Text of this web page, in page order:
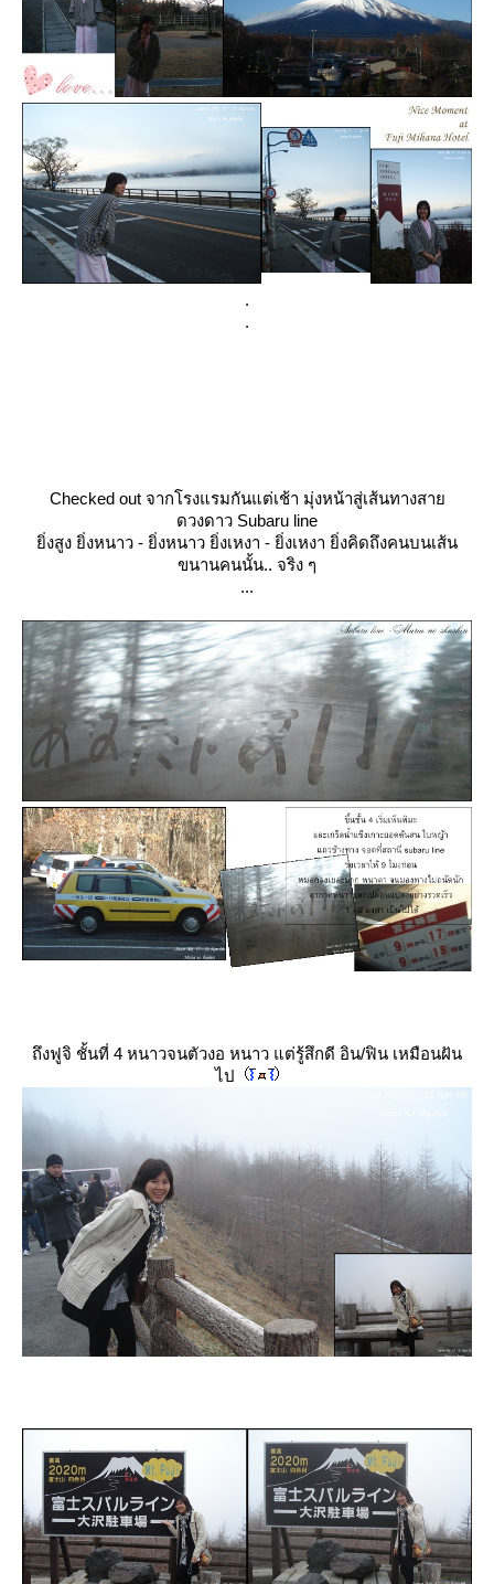
.
.
Checked out จากโรงแรมกันแต่เช้า มุ่งหน้าสู่เส้นทางสา
ดวงดาว Subaru line
ิ่งสูง ยิ่งหนาว - ยิ่งหนาว ยิ่งเหงา - ยิ่งเหงา ยิ่งคิดถึงคนบนเส้น
ขนานคนนั้น.. จริง ๆ
...
ถึงฟูจิ ชั้นที่ 4 หนาวจนตัวงอ หนาว แต่รู้สึกดี อิน/ฟิน เหมือนฝัน
ไป